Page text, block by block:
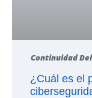
Continuidad
¿Cuál es el